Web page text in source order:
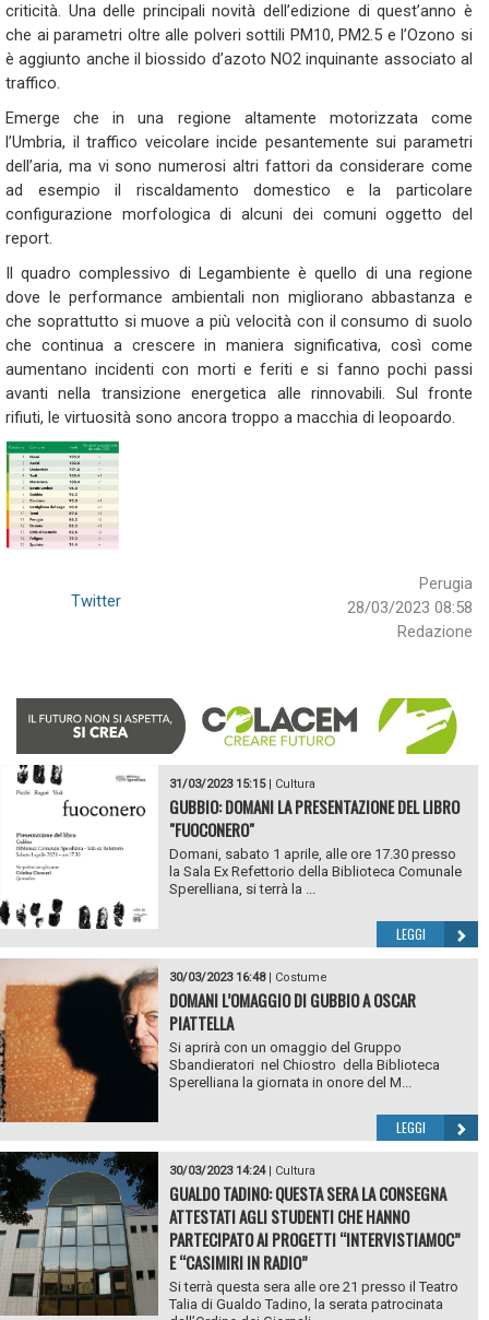
criticità. Una delle principali novità dell’edizione di quest’anno è
che ai parametri oltre alle polveri sottili PM10, PM2.5 e l’Ozono si
è aggiunto anche il biossido d’azoto NO2 inquinante associato al
traffico.
Emerge che in una regione altamente motorizzata come
l’Umbria, il traffico veicolare incide pesantemente sui parametri
dell’aria, ma vi sono numerosi altri fattori da considerare come
ad esempio il riscaldamento domestico e la particolare
configurazione morfologica di alcuni dei comuni oggetto del
report.
Il quadro complessivo di Legambiente è quello di una regione
dove le performance ambientali non migliorano abbastanza e
che soprattutto si muove a più velocità con il consumo di suolo
che continua a crescere in maniera significativa, così come
aumentano incidenti con morti e feriti e si fanno pochi passi
avanti nella transizione energetica alle rinnovabili. Sul fronte
rifiuti, le virtuosità sono ancora troppo a macchia di leopoardo.
Perugia
28/03/2023 08:58
Redazione
Twitter
31/03/2023 15:15| Cultura
GUBBIO: DOMANI LA PRESENTAZIONE DEL LIBRO
"FUOCONERO"
Domani, sabato 1 aprile, alle ore 17.30 presso
la Sala Ex Refettorio della Biblioteca Comunale
Sperelliana, si terrà la ...
LEGGI
30/03/2023 16:48| Costume
DOMANI L’OMAGGIO DI GUBBIO A OSCAR
PIATTELLA
Si aprirà con un omaggio del Gruppo
Sbandieratori nel Chiostro della Biblioteca
Sperelliana la giornata in onore del M...
LEGGI
30/03/2023 14:24| Cultura
GUALDO TADINO: QUESTA SERA LA CONSEGNA
ATTESTATI AGLI STUDENTI CHE HANNO
PARTECIPATO AI PROGETTI “INTERVISTIAMOC”
E “CASIMIRI IN RADIO”
Si terrà questa sera alle ore 21 presso il Teatro
Talia di Gualdo Tadino, la serata patrocinata